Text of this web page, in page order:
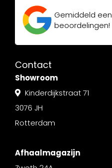
Gemiddeld een
beoordelingen!
Contact
Showroom
Kinderdijkstraat 71
3076 JH
Rotterdam
Afhaalmagazijn